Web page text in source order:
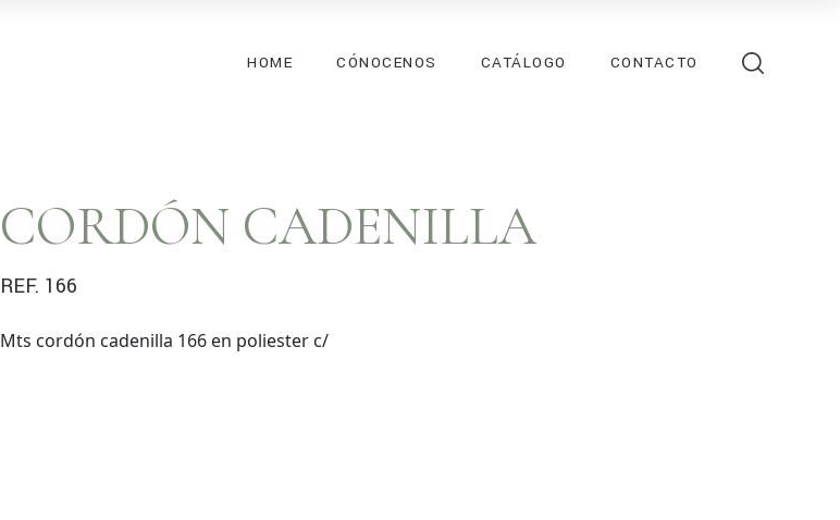
HOME CÓNOCENOS CATÁLOGO CONTACTO
CORDÓN CADENILLA
REF. 166
Mts cordón cadenilla 166 en poliester c/